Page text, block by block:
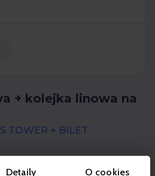
Detaily O cookies
+ kolejka linowa na
TOWER + BILET